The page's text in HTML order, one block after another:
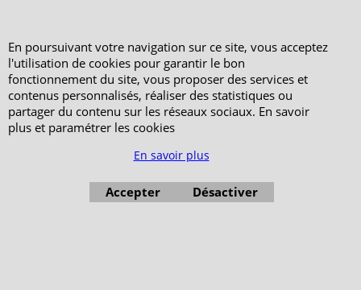
En poursuivant votre navigation sur ce site, vous acceptez
l'utilisation de cookies pour garantir le bon
fonctionnement du site, vous proposer des services et
contenus personnalisés, réaliser des statistiques ou
partager du contenu sur les réseaux sociaux. En savoir
plus et paramétrer les cookies
En savoir plus
Accepter Désactiver